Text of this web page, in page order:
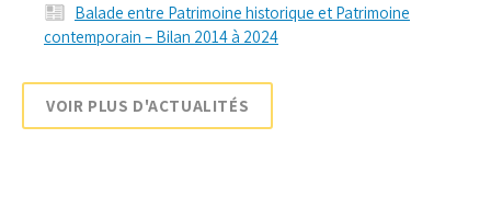
Balade entre Patrimoine historique et Patrimoine
contemporain – Bilan 2014 à 2024
VOIR PLUS D'ACTUALITÉS